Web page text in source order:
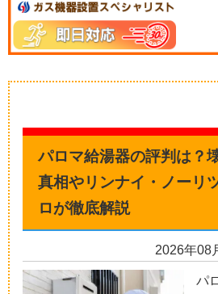
パロマ給湯器の評判は？
真相やリンナイ・ノーリ
ロが徹底解説
2026年08
パ